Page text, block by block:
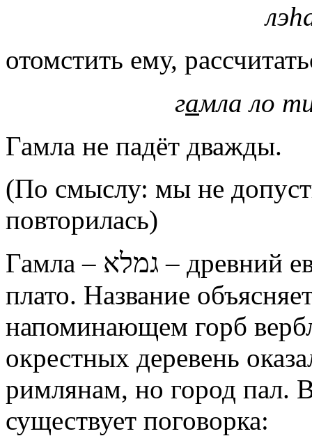
лэh
отомстить ему,
гамла ло
Гамла не падёт дважды.
(По смыслу: мы не
повторилась)
Гамла –
גמלא– древний
плато. Название
напоминающем горб
окрестных деревень
римлянам, но город пал.
существует поговорка: